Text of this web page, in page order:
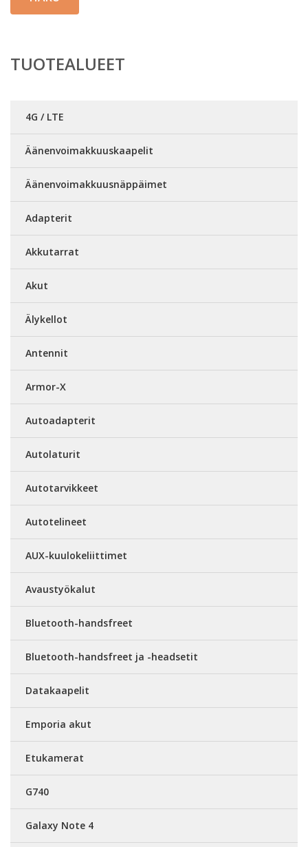
TUOTEALUEET
4G / LTE
Äänenvoimakkuuskaapelit
Äänenvoimakkuusnäppäimet
Adapterit
Akkutarrat
Akut
Älykellot
Antennit
Armor-X
Autoadapterit
Autolaturit
Autotarvikkeet
Autotelineet
AUX-kuulokeliittimet
Avaustyökalut
Bluetooth-handsfreet
Bluetooth-handsfreet ja -headsetit
Datakaapelit
Emporia akut
Etukamerat
G740
Galaxy Note 4